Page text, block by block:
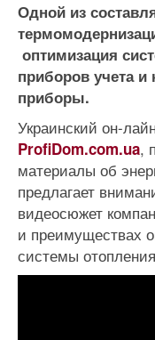
Одной из
оптимизация
приборов учета
приборы.
Украинский он-
ProfiDom.com.ua,
материалы об
предлагает
видеосюжет
и преимуществах
системы